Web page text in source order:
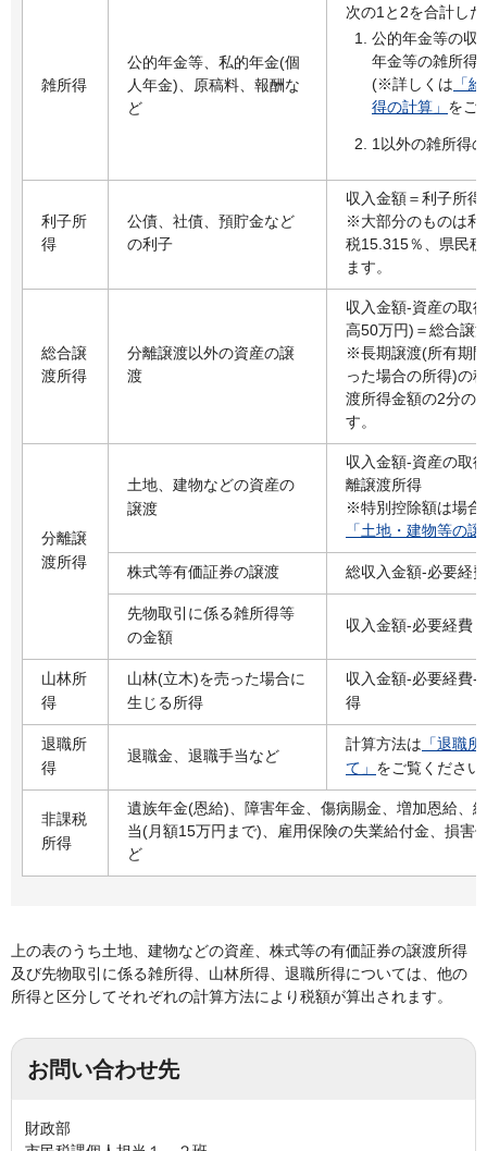
雑所得
公的年金等、私的年金(個
人年金)、原稿料、報酬な
ど
次の1と2を合計し
公的年金等の収
年金等の雑所得
(※詳しくは 「
得の計算」 をご
1以外の雑所得
利子所
得
公債、社債、預貯金など
の利子
収入金額＝利子所得
※大部分のものは利
税15.315％、県民
ます。
総合譲
渡所得
分離譲渡以外の資産の譲
渡
収入金額-資産の取
高50万円)＝総合譲
※長期譲渡(所有期
った場合の所得)の
渡所得金額の2分の
す。
分離譲
渡所得
土地、建物などの資産の
譲渡
収入金額-資産の取
離譲渡所得
※特別控除額は場合
「土地・建物等の
株式等有価証券の譲渡 総収入金額-必要経
先物取引に係る雑所得等
の金額
収入金額-必要経費
山林所
得
山林(立木)を売った場合に
生じる所得
収入金額-必要経費-
得
退職所
得
退職金、退職手当など
計算方法は 「退職
て」 をご覧ください
非課税
所得
遺族年金(恩給)、障害年金、傷病賜金、増加恩給、
当(月額15万円まで)、雇用保険の失業給付金、損害
ど
上の表のうち土地、建物などの資産、株式等の有価証券の譲渡所得
及び先物取引に係る雑所得、山林所得、退職所得については、他の
所得と区分してそれぞれの計算方法により税額が算出されます。
お問い合わせ先
財政部